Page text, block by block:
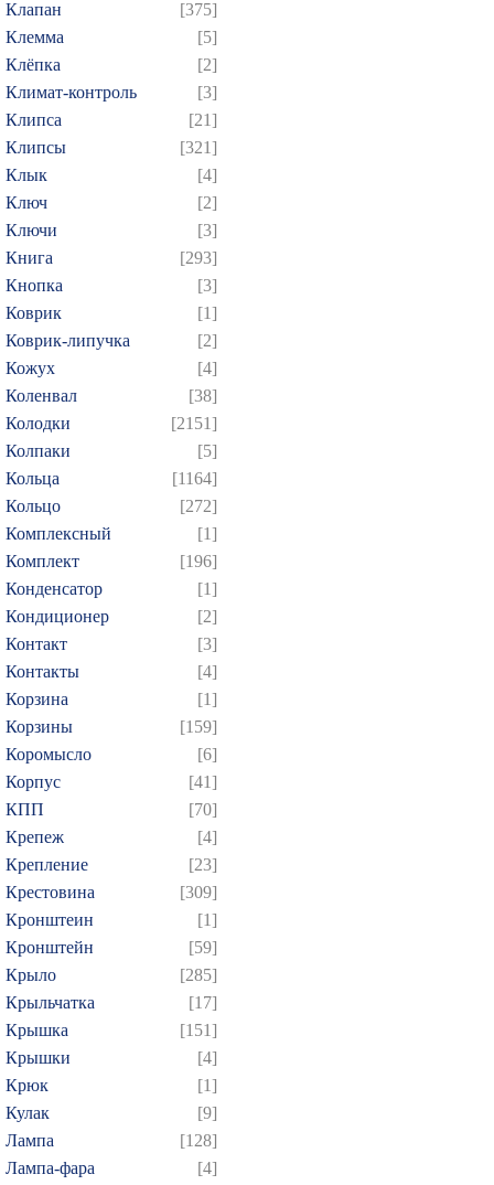
Клапан
[375]
Клемма
[5]
Клёпка
[2]
Климат-контроль
[3]
Клипса
[21]
Клипсы
[321]
Клык
[4]
Ключ
[2]
Ключи
[3]
Книга
[293]
Кнопка
[3]
Коврик
[1]
Коврик-липучка
[2]
Кожух
[4]
Коленвал
[38]
Колодки
[2151]
Колпаки
[5]
Кольца
[1164]
Кольцо
[272]
Комплексный
[1]
Комплект
[196]
Конденсатор
[1]
Кондиционер
[2]
Контакт
[3]
Контакты
[4]
Корзина
[1]
Корзины
[159]
Коромысло
[6]
Корпус
[41]
КПП
[70]
Крепеж
[4]
Крепление
[23]
Крестовина
[309]
Кронштеин
[1]
Кронштейн
[59]
Крыло
[285]
Крыльчатка
[17]
Крышка
[151]
Крышки
[4]
Крюк
[1]
Кулак
[9]
Лампа
[128]
Лампа-фара
[4]